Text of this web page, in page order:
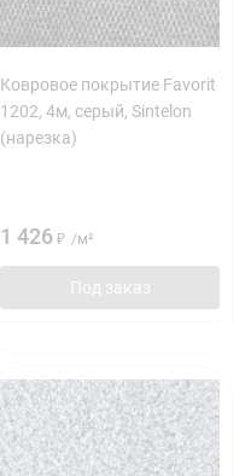
Ковровое покрытие Favorit
1202, 4м, серый, Sintelon
(нарезка)
1 426 ₽ /м²
Под заказ